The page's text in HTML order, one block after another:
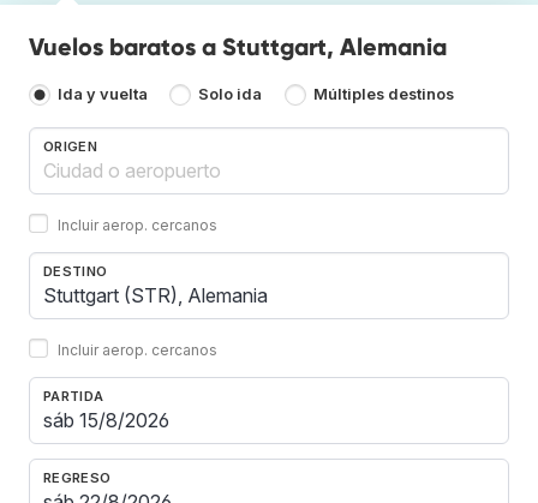
Vuelos baratos a Stuttgart, Alemania
Ida y vuelta Solo ida Múltiples destinos
ORIGEN
Incluir aerop. cercanos
DESTINO
Incluir aerop. cercanos
PARTIDA
REGRESO